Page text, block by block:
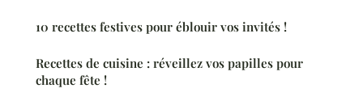
10 recettes festives pour éblouir vos invités !
Recettes de cuisine : réveillez vos papilles pour
chaque fête !